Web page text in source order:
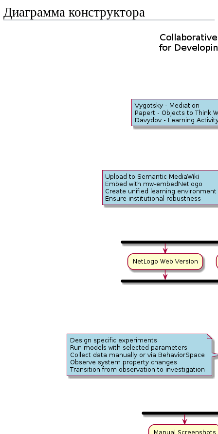
Диаграмма конструктора